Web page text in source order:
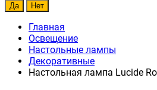
Главная
Освещение
Настольные лампы
Декоративные
Настольная лампа Lucide